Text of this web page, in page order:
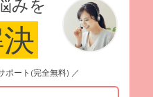
みを
ポート(完全無料) ／